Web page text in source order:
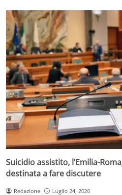
Suicidio assistito, l’Emilia-
destinata a fare discutere
Redazione Luglio 24, 2026